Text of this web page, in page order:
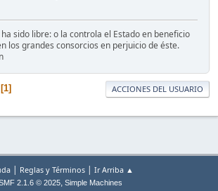
sido libre: o la controla el Estado en beneficio
los grandes consorcios en perjuicio de éste.
1 ACCIONES DEL USUARIO
| Reglas y Términos | Ir Arriba ▲
2.1.6 © 2025, Simple Machines